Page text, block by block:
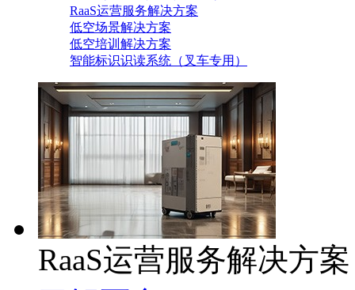
RaaS运营服务解决方案
低空场景解决方案
低空培训解决方案
智能标识识读系统（叉车专用）
RaaS运营服务解决方案